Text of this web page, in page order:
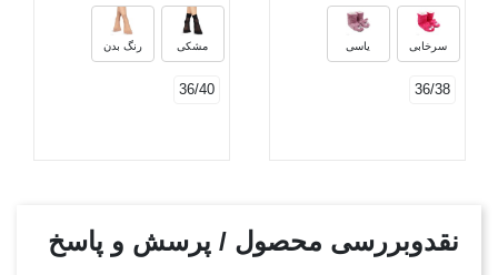
سرخابی یاسی
36/38
مشکی رنگ بدن
36/40
نقدوبررسی محصول / پرسش و پاسخ